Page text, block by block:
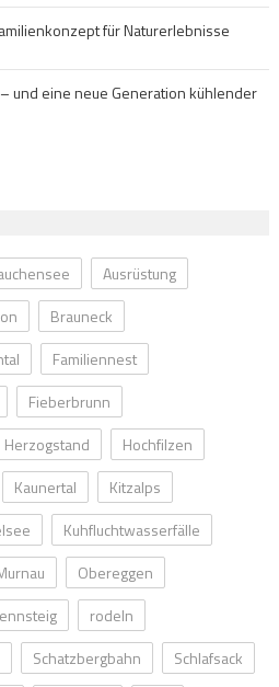
für Naturerlebnisse
und eine neue Generation kühlender
Ausrüstung
Brauneck
Familiennest
Fieberbrunn
Herzogstand
Hochfilzen
Kaunertal
Kitzalps
Kuhfluchtwasserfälle
Obereggen
rodeln
Schatzbergbahn
Schlafsack